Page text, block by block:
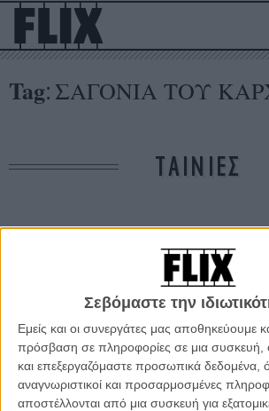
Σεβόμαστε την
Εμείς και οι συνεργάτες μας αποθηκεύουμε
πρόσβαση σε πληροφορίες σε μια συσκευή,
και επεξεργαζόμαστε προσωπικά δεδομένα,
αναγνωριστικοί και προσαρμοσμένες
αποστέλλονται από μια συσκευή για
Tag: ΣΑΓΟΝΙΑ ΤΟΥ
ΤΑΙΝΙΕΣ
Δε βρέθηκαν σχετικές κριτικές ταινιών.
ΑΡΘΡΑ
Μια περιπέτεια όχι σαν όλες τις
φωτογραφίες από τα γυρίσματα των
Χαμένης Κιβωτού»!
ΝΕΑ /15 ΣΕΠ 2012/ Μανώλης Κρανάκης